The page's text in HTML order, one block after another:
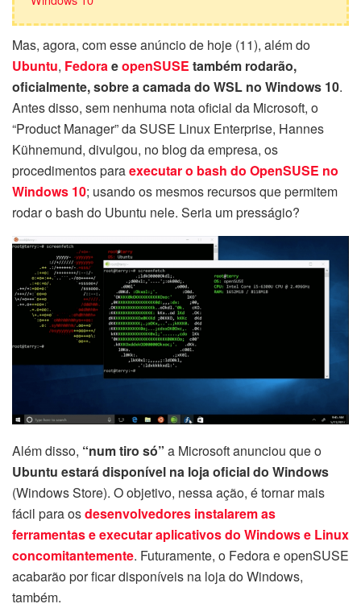
Mas, agora, com esse anúncio de hoje (11), além do
Ubuntu, FedoraeopenSUSE também rodarão,
oficialmente, sobre a camada do WSL no Windows 10.
Antes disso, sem nenhuma nota oficial da Microsoft, o
“Product Manager” da SUSE Linux Enterprise, Hannes
Kühnemund, divulgou, no blog da empresa, os
procedimentos paraexecutar o bash do OpenSUSE no
Windows 10; usando os mesmos recursos que permitem
rodar o bash do Ubuntu nele. Seria um presságio?
Além disso, “num tiro só” a Microsoft anunciou que o
Ubuntu estará disponível na loja oficial do Windows
(Windows Store). O objetivo, nessa ação, é tornar mais
fácil para osdesenvolvedores instalarem as
ferramentas e executar aplicativos do Windows e Linux
concomitantemente. Futuramente, o Fedora e openSUSE
acabarão por ficar disponíveis na loja do Windows,
também.